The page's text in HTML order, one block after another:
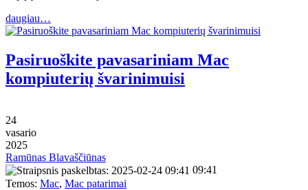
daugiau…
Pasiruoškite pavasariniam Mac
kompiuterių švarinimuisi
24
vasario
2025
Ramūnas Blavaščiūnas
09:41
Temos: Mac, Mac patarimai